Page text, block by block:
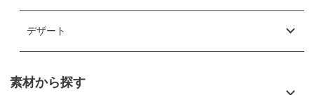
デザート
素材から探す